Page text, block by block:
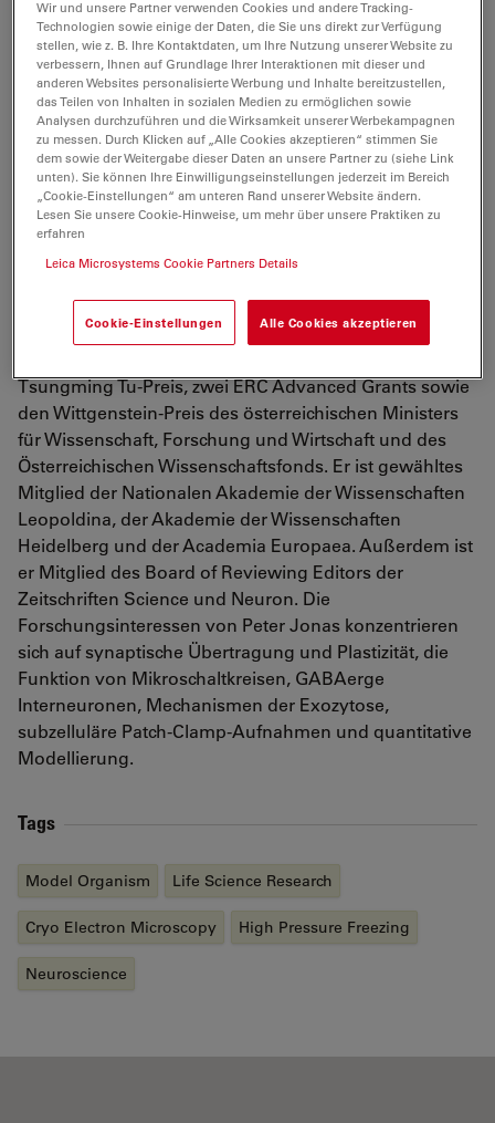
Heidelberg, Deutschland, wo er von 1990-1994 mit dem
Nobelpreisträger Bert Sakmann zusammenarbeitete.
Im Jahr 1994 übernahm er eine Stelle als
außerordentlicher Professor an der Technischen
Universität München, Deutschland. Im Jahr 1995 nahm
er eine Stelle als ordentlicher Professor und
Abteilungsleiter an der Universität Freiburg an und
wurde der jüngste ordentliche Professor für
Physiologie in Deutschland. Im November 2010
Forschungsclusters an das IST Austria. Peter Jonas
erhielt mehrere Forschungspreise, darunter den
Tsungming Tu-Preis, zwei ERC Advanced Grants sowie
den Wittgenstein-Preis des österreichischen Ministers
für Wissenschaft, Forschung und Wirtschaft und des
Österreichischen Wissenschaftsfonds. Er ist gewähltes
Mitglied der Nationalen Akademie der Wissenschaften
Leopoldina, der Akademie der Wissenschaften
Heidelberg und der Academia Europaea. Außerdem ist
er Mitglied des Board of Reviewing Editors der
Zeitschriften Science und Neuron. Die
Forschungsinteressen von Peter Jonas konzentrieren
sich auf synaptische Übertragung und Plastizität, die
Funktion von Mikroschaltkreisen, GABAerge
Interneuronen, Mechanismen der Exozytose,
subzelluläre Patch-Clamp-Aufnahmen und quantitative
Modellierung.
Tags
Model Organism Life Science Research
Cryo Electron Microscopy High Pressure Freezing
Neuroscience
Wir und unsere Partner verwenden Cookies und andere Tracking-
Technologien sowie einige der Daten, die Sie uns direkt zur Verfügung
stellen, wie z. B. Ihre Kontaktdaten, um Ihre Nutzung unserer Website zu
verbessern, Ihnen auf Grundlage Ihrer Interaktionen mit dieser und
anderen Websites personalisierte Werbung und Inhalte bereitzustellen,
das Teilen von Inhalten in sozialen Medien zu ermöglichen sowie
Analysen durchzuführen und die Wirksamkeit unserer Werbekampagnen
zu messen. Durch Klicken auf „Alle Cookies akzeptieren“ stimmen Sie
dem sowie der Weitergabe dieser Daten an unsere Partner zu (siehe Link
unten). Sie können Ihre Einwilligungseinstellungen jederzeit im Bereich
„Cookie-Einstellungen“ am unteren Rand unserer Website ändern.
Lesen Sie unsere Cookie-Hinweise, um mehr über unsere Praktiken zu
erfahren
Leica Microsystems Cookie Partners Details
Cookie-Einstellungen Alle Cookies akzeptieren